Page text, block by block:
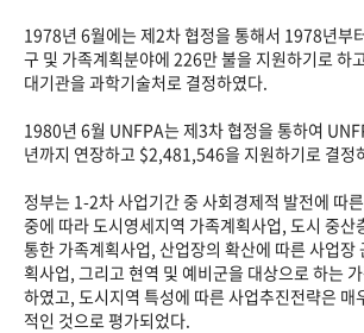
1978년 6월에는 제2차 협정을 통해서 1978년부
구 및 가족계획분야에 226만 불을 지원하기로 하
대기관을 과학기술처로 결정하였다.
1980년 6월 UNFPA는 제3차 협정을 통하여
년까지 연장하고 $2,481,546을 지원하기로 결정
정부는 1-2차 사업기간 중 사회경제적 발전에 따
중에 따라 도시영세지역 가족계획사업, 도시 중산
통한 가족계획사업, 산업장의 확산에 따른 사업장
획사업, 그리고 현역 및 예비군을 대상으로 하는
하였고, 도시지역 특성에 따른 사업추진전략은 매
적인 것으로 평가되었다.